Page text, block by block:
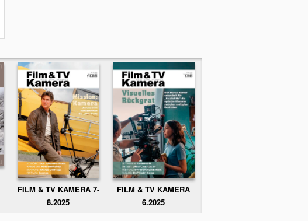
FILM & TV KAMERA 7-
8.2025
FILM & TV KAMERA
6.2025